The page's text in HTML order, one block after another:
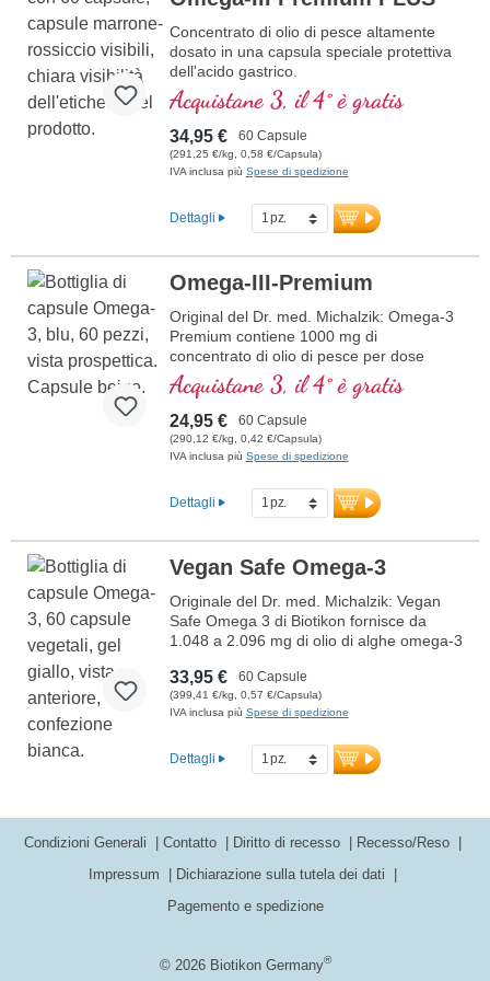
Concentrato di olio di pesce altamente
dosato in una capsula speciale protettiva
dell'acido gastrico.
Acquistane 3, il 4° è gratis
34,95 € 60 Capsule
(291,25 €/kg, 0,58 €/Capsula)
IVA inclusa più Spese di spedizione
Dettagli
Omega-III-Premium
Original del Dr. med. Michalzik: Omega-3
Premium contiene 1000 mg di
concentrato di olio di pesce per dose
giornaliera (1 capsula), di cui 360 mg di
EPA e 240 mg di DHA. Questo integratore
alimentare di alta qualità è ricco di acidi
grassi omega-3, privo di additivi e
prodotto in Germania. La sigillatura è
ulteriori informazioni su Omega-3
Premium
Acquistane 3, il 4° è gratis
24,95 € 60 Capsule
(290,12 €/kg, 0,42 €/Capsula)
IVA inclusa più Spese di spedizione
Dettagli
Vegan Safe Omega-3
Originale del Dr. med. Michalzik: Vegan
Safe Omega 3 di Biotikon fornisce da
1.048 a 2.096 mg di olio di alghe omega-3
per dose giornaliera. Questo olio ultra-
puro contiene da 570 a 1.140 mg di acidi
grassi omega-3, inclusi 150 a 300 mg di
Confezionato con una sigillatura priva di
alluminio, il prodotto è ideale per un
3. Prodotto in Germania secondo i più alti
standard di qualità.
maggiori informazioni su Vegan Safe
33,95 € 60 Capsule
(399,41 €/kg, 0,57 €/Capsula)
IVA inclusa più Spese di spedizione
Dettagli
© 2026 Biotikon Germany®
Condizioni Generali Contatto Diritto di recesso
Recesso/Reso
Impressum
Dichiarazione sulla tutela dei dati
Pagemento e spedizione